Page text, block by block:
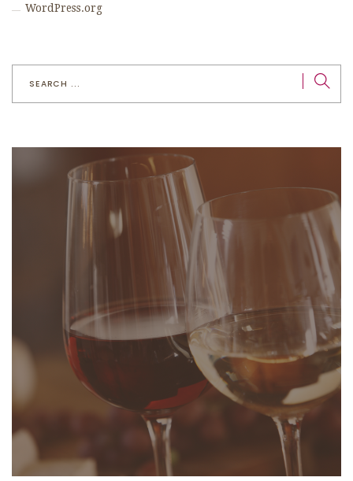
WordPress.org